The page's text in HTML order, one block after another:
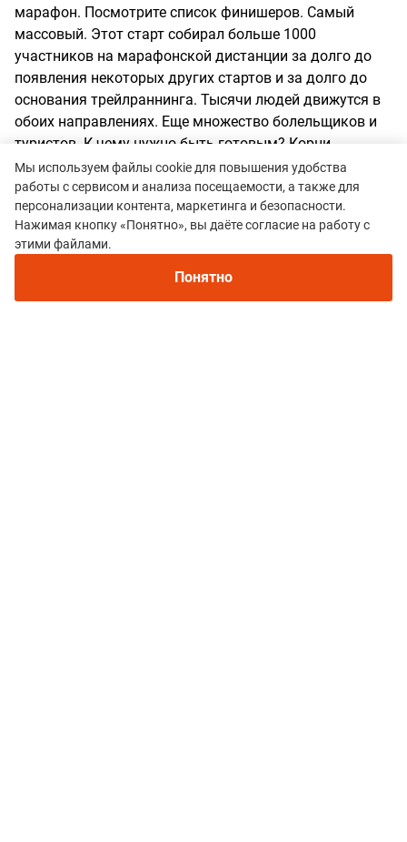
марафон. Посмотрите список финишеров. Самый
массовый. Этот старт собирал больше 1000
участников на марафонской дистанции за долго до
появления некоторых других стартов и за долго до
основания трейлраннинга. Тысячи людей движутся в
обоих направлениях. Еще множество болельщиков и
туристов. К чему нужно быть готовым? Корни
деревьев, острые камни и курумник, а потом в
обратном порядке. Нужны соответсвующие
кроссовки. Логистика конечно не очень простая. Это
еще 600 км от Екатеринбурга на север. Люксовые
номера ограничены. Погода может внести
коррективы. Приезжайте - не пожалеете!
Мы используем файлы cookie для повышения удобства
работы с сервисом и анализа посещаемости, а также для
персонализации контента, маркетинга и безопасности.
Нажимая кнопку «Понятно», вы даёте согласие на работу с
этими файлами.
Понятно